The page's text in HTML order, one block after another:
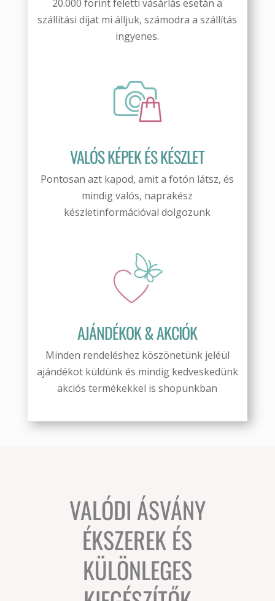
20.000 forint feletti vásárlás esetán a
szállítási díjat mi álljuk, számodra a szállítás
ingyenes.
VALÓS KÉPEK ÉS KÉSZLET
Pontosan azt kapod, amit a fotón látsz, és
mindig valós, naprakész
készletinformációval dolgozunk
AJÁNDÉKOK & AKCIÓK
Minden rendeléshez köszönetünk jeléül
ajándékot küldünk és mindig kedveskedünk
akciós termékekkel is shopunkban
VALÓDI ÁSVÁNY
ÉKSZEREK ÉS
KÜLÖNLEGES